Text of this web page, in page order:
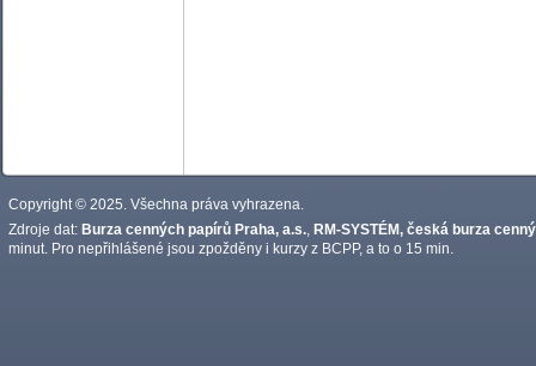
Copyright © 2025. Všechna práva vyhrazena.
Zdroje dat: Burza cenných papírů Praha, a.s. RM-SYSTÉM, česká burza
minut. Pro nepřihlášené jsou zpožděny i kurzy z BCPP, a to o 15 min.